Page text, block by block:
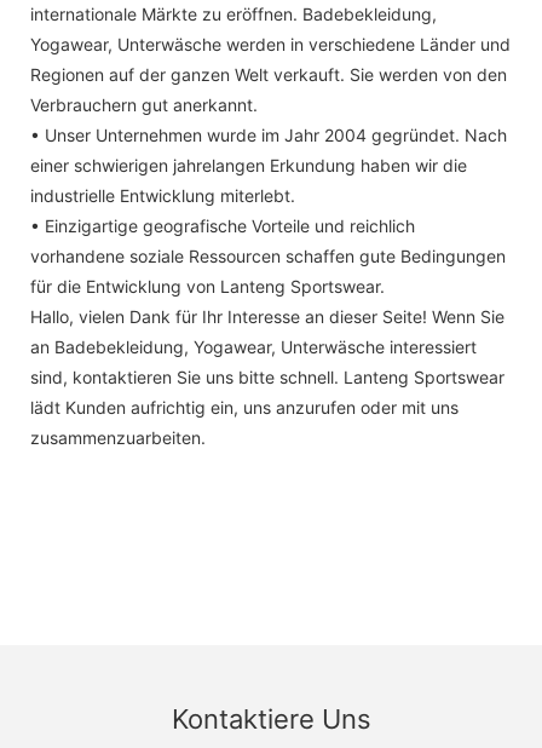
internationale Märkte zu eröffnen. Badebekleidung,
Yogawear, Unterwäsche werden in verschiedene Länder und
Regionen auf der ganzen Welt verkauft. Sie werden von den
Verbrauchern gut anerkannt.
• Unser Unternehmen wurde im Jahr 2004 gegründet. Nach
einer schwierigen jahrelangen Erkundung haben wir die
industrielle Entwicklung miterlebt.
• Einzigartige geografische Vorteile und reichlich
vorhandene soziale Ressourcen schaffen gute Bedingungen
für die Entwicklung von Lanteng Sportswear.
Hallo, vielen Dank für Ihr Interesse an dieser Seite! Wenn Sie
an Badebekleidung, Yogawear, Unterwäsche interessiert
sind, kontaktieren Sie uns bitte schnell. Lanteng Sportswear
lädt Kunden aufrichtig ein, uns anzurufen oder mit uns
zusammenzuarbeiten.
Kontaktiere Uns